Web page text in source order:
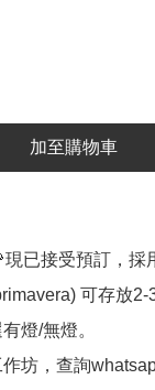
加至購物車
已接受預訂，採
可存放
燈/無燈。
坊，查詢